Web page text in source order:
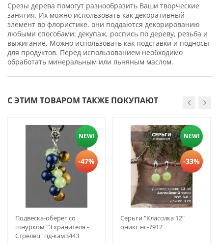
Срезы дерева помогут разнообразить Ваши творческие
занятия. Их можно использовать как декоративный
элемент во флористике, они поддаются декорированию
любыми способами: декупаж, роспись по дереву, резьба и
выжигание. Можно использовать как подставки и подносы
для продуктов. Перед использованием необходимо
обработать минеральным или льняным маслом.
С ЭТИМ ТОВАРОМ ТАКЖЕ ПОКУПАЮТ
NEW!
-47%
Подвеска-оберег со
шнурком "3 хранителя -
Стрелец" пд-кам3443
NEW!
-33%
Серьги "Классика 12"
оникс нс-7912